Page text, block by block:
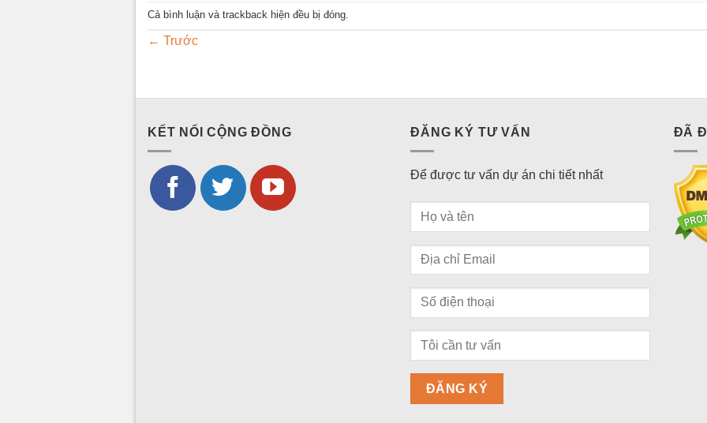
Cả bình luận và trackback hiện đều bị đóng.
← Trước
KẾT NỐI CỘNG ĐỒNG ĐĂNG KÝ TƯ VẤN
Để được tư vấn dự án chi tiết nhất
ĐÃ